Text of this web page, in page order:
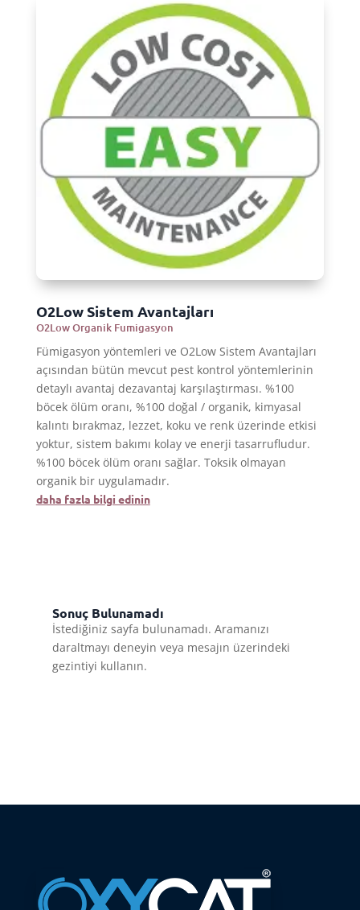
O2Low Sistem Avantajları
O2Low Organik Fumigasyon
Fümigasyon yöntemleri ve O2Low Sistem Avantajları
açısından bütün mevcut pest kontrol yöntemlerinin
detaylı avantaj dezavantaj karşılaştırması. %100
böcek ölüm oranı, %100 doğal / organik, kimyasal
kalıntı bırakmaz, lezzet, koku ve renk üzerinde etkisi
yoktur, sistem bakımı kolay ve enerji tasarrufludur.
%100 böcek ölüm oranı sağlar. Toksik olmayan
organik bir uygulamadır.
daha fazla bilgi edinin
Sonuç Bulunamadı
İstediğiniz sayfa bulunamadı. Aramanızı
daraltmayı deneyin veya mesajın üzerindeki
gezintiyi kullanın.